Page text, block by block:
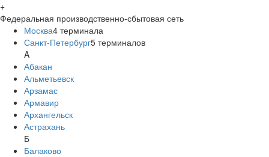
+
Федеральная производственно-сбытовая сеть
Москва4 терминала
Санкт-Петербург5 терминалов
A
Абакан
Альметьевск
Арзамас
Армавир
Архангельск
Астрахань
Б
Балаково